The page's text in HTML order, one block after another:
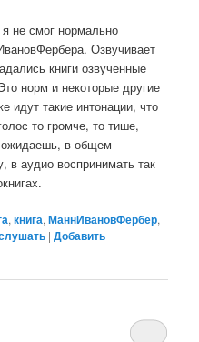
не смог нормально
Озвучивает
книги озвученные
норм и некоторые другие
идут такие интонации, что
то громче, то тише,
ожидаешь, в общем
в аудио воспринимать так
,книга,МаннИвановФербер,
|Добавить